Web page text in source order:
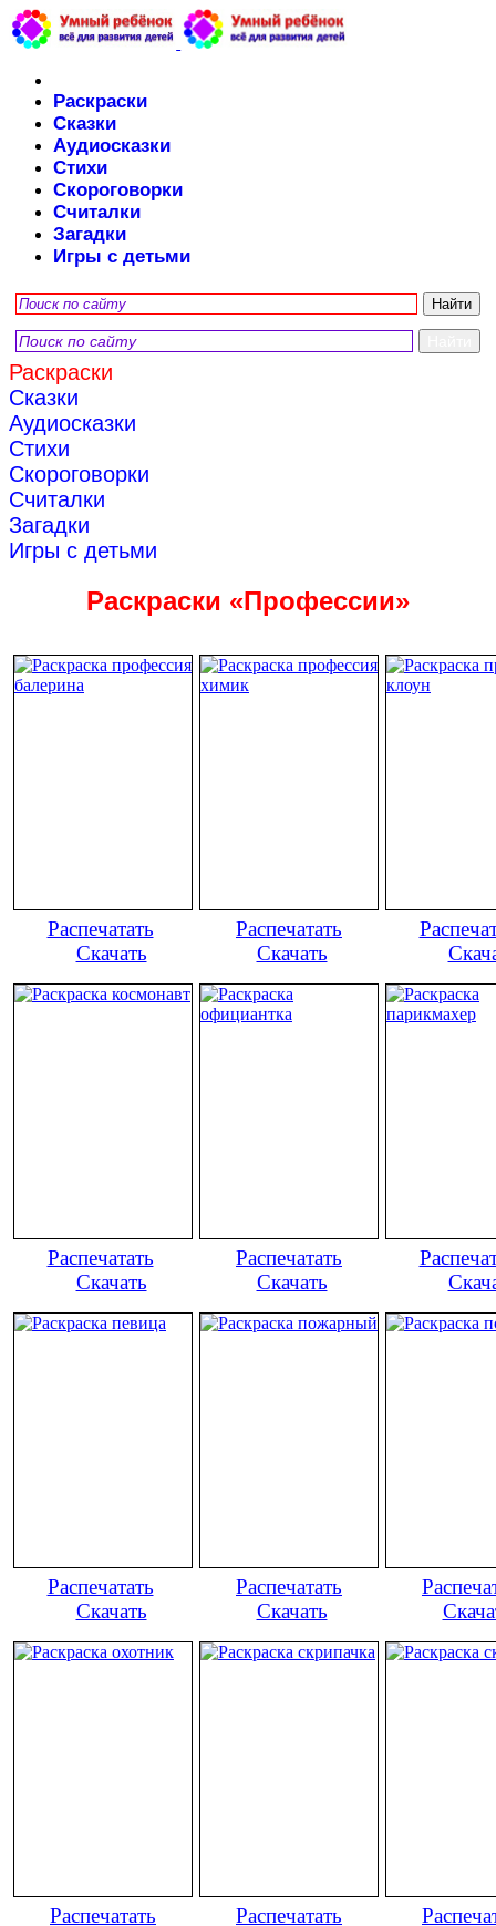
Раскраски
Сказки
Аудиосказки
Стихи
Скороговорки
Считалки
Загадки
Игры с детьми
Раскраски
Сказки
Аудиосказки
Стихи
Скороговорки
Считалки
Загадки
Игры с детьми
Раскраски «Профессии»
Распечатать
Скачать
Распечатать
Скачать
Распечатать
Скачать
Распечатать
Скачать
Распечатать
Скачать
Распечатать
Скачать
Распечатать
Распечатать